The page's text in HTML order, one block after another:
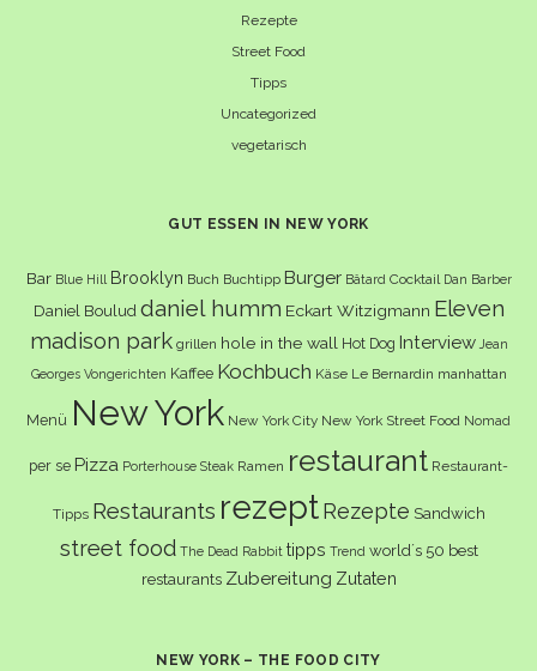
Rezepte
Street Food
Tipps
Uncategorized
vegetarisch
GUT ESSEN IN NEW YORK
Bar Blue Hill Brooklyn Buch Buchtipp Burger Bâtard Cocktail Dan Barber
Daniel Boulud daniel humm Eckart Witzigmann Eleven
madison park grillen hole in the wall Hot Dog Interview Jean
Georges Vongerichten Kaffee Kochbuch Käse Le Bernardin manhattan
Menü New York New York City New York Street Food Nomad
per se Pizza Porterhouse Steak Ramen restaurant Restaurant-
Tipps Restaurants rezept Rezepte Sandwich
street food The Dead Rabbit tipps Trend world´s 50 best
restaurants Zubereitung Zutaten
NEW YORK – THE FOOD CITY